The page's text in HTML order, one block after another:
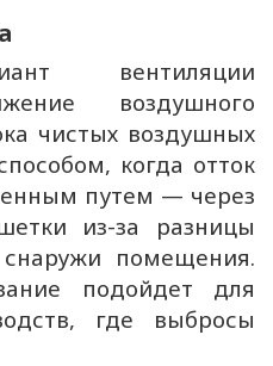
вентиляции
воздушного
чистых воздушных
когда отток
путем — через
из-за разницы
помещения.
подойдет для
где выбросы